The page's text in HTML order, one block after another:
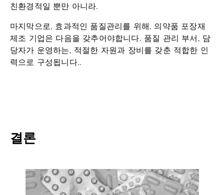
친환경적일 뿐만 아니라.
마지막으로, 효과적인 품질관리를 위해, 의약품 포장재
제조 기업은 다음을 갖추어야합니다. 품질 관리 부서 , 담
당자가 운영하는, 적절한 자원과 장비를 갖춘 적합한 인
력으로 구성됩니다..
결론